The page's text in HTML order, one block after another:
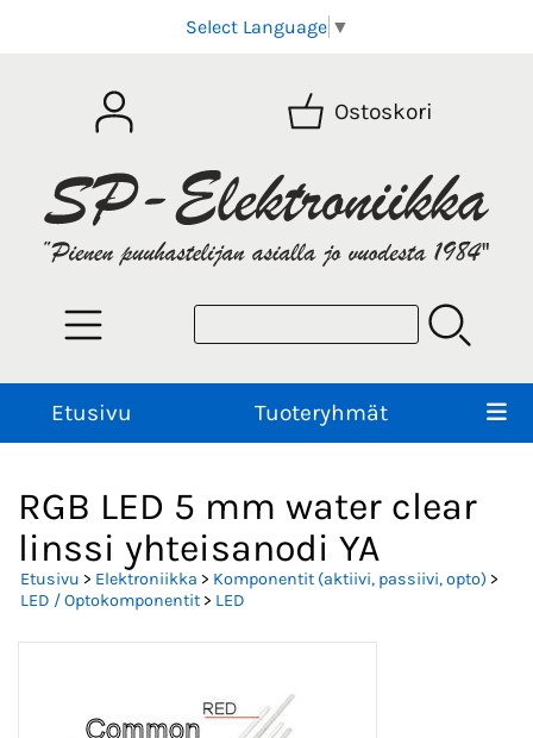
Select Language ▼
Ostoskori
Etusivu Tuoteryhmät
RGB LED 5 mm water clear
linssi yhteisanodi YA
Etusivu > Elektroniikka > Komponentit (aktiivi, passiivi, opto) >
LED / Optokomponentit> LED